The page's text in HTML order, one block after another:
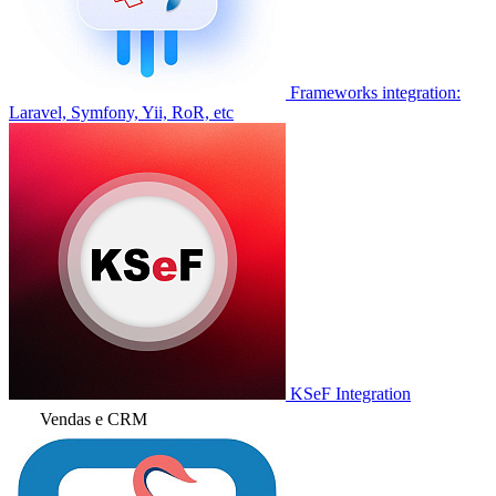
Frameworks integration:
Laravel, Symfony, Yii, RoR, etc
KSeF Integration
Vendas e CRM